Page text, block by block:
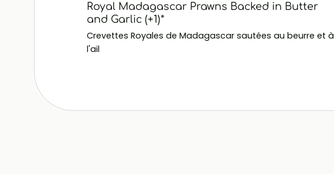
Royal Madagascar Prawns Backed in Butter
and Garlic (+1)*
Crevettes Royales de Madagascar sautées au beurre et à
l'ail